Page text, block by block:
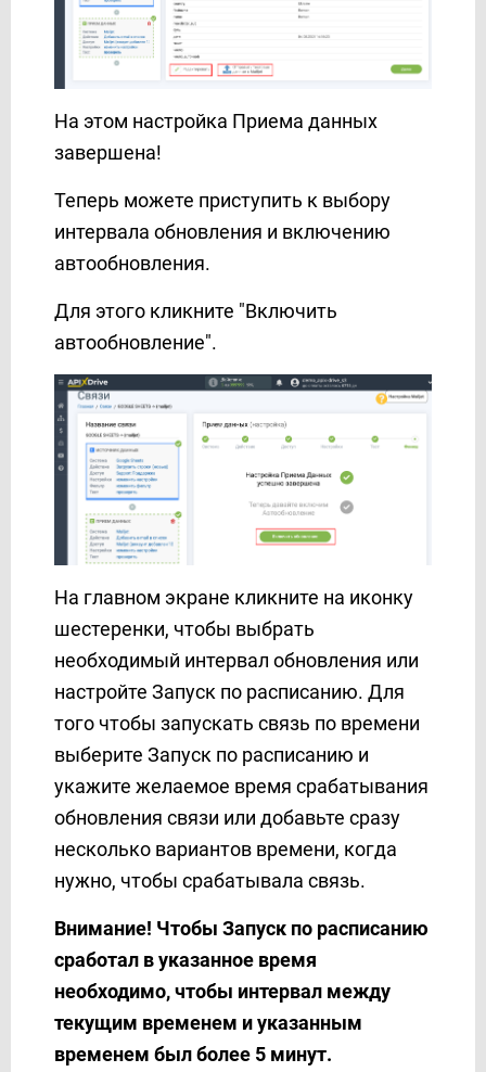
Новая Почта
Телеграм
8. МАТЕМАТИЧЕСКИЕ операции
9. ПОИСК данных
10. ФИЛЬТР данных
11. ЛОГИКА Если/То
О сервисе
Поддержка
Тарифы и Оплата
На этом настройка Приема данных
завершена!
Теперь можете приступить к выбору
интервала обновления и включению
автообновления.
Для этого кликните "Включить
автообновление".
На главном экране кликните на иконку
шестеренки, чтобы выбрать
необходимый интервал обновления или
настройте Запуск по расписанию. Для
того чтобы запускать связь по времени
выберите Запуск по расписанию и
укажите желаемое время срабатывания
обновления связи или добавьте сразу
несколько вариантов времени, когда
нужно, чтобы срабатывала связь.
Внимание! Чтобы Запуск по расписанию
сработал в указанное время
необходимо, чтобы интервал между
текущим временем и указанным
временем был более 5 минут.